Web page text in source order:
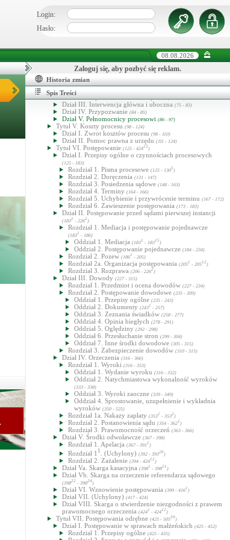
Login:
Hasło:
08.08.2026
Zaloguj się, aby pozbyć się reklam.
Historia zmian
Spis Treści
Oddział 4. Przepisy szczególne (43 - 183)
Dział II. Skład sądu(47 - 47 )
Dział III. Wyłączenie sędziego (48 - 63
Tytuł II. Prokurator(55 - 60)
(63 - 63 )
Tytuł IIIb. Powiatowy (miejski) Rzecznik Praw
Konsumentów(63 - 63 )
Tytuł IIIc. Podmioty uprawnione do udziału w
postępowaniu na podstawie odrębnych przepisów
Tytuł IV. Strony
Dział I. Zdolność sądowa i procesowa
Dział II. Współuczestnictwo w sporze(72 - 74)
Dział III. Interwencja główna i uboczna (75 - 83)
Dział IV. Przypozwanie (84 - 85)
Dział V. Pełnomocnicy procesowi (86 - 97)
Tytuł V. Koszty procesu (98 - 124)
Dział I. Zwrot kosztów procesu (98 - 110)
Dział II. Pomoc prawna z urzędu (111 - 124)
Tytuł VI. Postępowanie (125 - 42412)
Dział I. Przepisy ogólne o czynnościach procesowych
(125 - 183)
Rozdział 1. Pisma procesowe (125 - 1305 )
Rozdział 2. Doręczenia (131 - 147)
Rozdział 3. Posiedzenia sądowe (148 - 163)
Rozdział 4. Terminy (164 - 166)
Rozdział 5. Uchybienie i przywrócenie terminu (167 - 172)
Rozdział 6. Zawieszenie postępowania (173 - 183)
Dział II. Postępowanie przed sądami pierwszej instancji
(1831 - 2262)
Rozdział 1. Mediacja i postępowanie pojednawcze
(1831 - 186)
Oddział 1. Mediacja (1831 - 18315 )
Oddział 2. Postępowanie pojednawcze (184 - 234)
Rozdział 2. Pozew (1861 - 205)
Rozdział 2a. Organizacja postępowania (2051 - 20512)
Rozdział 3. Rozprawa (206 - 2262)
Dział III. Dowody (227 - 315)
Rozdział 1. Przedmiot i ocena dowodów (227 - 234)
Rozdział 2. Postępowanie dowodowe (235 - 309)
Oddział 1. Przepisy ogólne (235 - 243)
Oddział 2. Dokumenty (2431 - 257)
Oddział 3. Zeznania świadków (258 - 277)
Oddział 4. Opinia biegłych (278 - 291)
Oddział 5. Oględziny (292 - 298)
Oddział 6. Przesłuchanie stron (299 - 304)
Oddział 7. Inne środki dowodowe (305 - 315)
Rozdział 3. Zabezpieczenie dowodów (310 - 315)
Dział IV. Orzeczenia (316 - 366)
Rozdział 1. Wyroki (316 - 353)
Oddział 1. Wydanie wyroku (316 - 332)
Oddział 2. Natychmiastowa wykonalność wyroków
(333 - 338)
Oddział 3. Wyroki zaoczne (339 - 349)
Oddział 4. Sprostowanie, uzupełnienie i wykładnia
wyroków (350 - 525)
Rozdział 1a. Nakazy zapłaty (3531 - 3532)
Rozdział 2. Postanowienia sądu (354 - 3621 )
Rozdział 3. Prawomocność orzeczeń (363 - 366)
Dział V. Środki odwoławcze (367 - 398)
Rozdział 1. Apelacja (367 - 391 1 )
Rozdział 1 1 . (Uchylony) (392 - 39320)
Rozdział 2. Zażalenie (394 - 42412)
Dział Va. Skarga kasacyjna (3981 - 39821 )
Dział Vb. Skarga na orzeczenie referendarza sądowego
(39822 - 39824 )
Dział VI. Wznowienie postępowania (399 - 4161 )
Dział VII. (Uchylony) (417 - 424)
Dział VIII. Skarga o stwierdzenie niezgodności z prawem
prawomocnego orzeczenia (4241 - 42412)
Tytuł VII. Postępowania odrębne (425 - 50539)
Dział I. Postępowanie w sprawach małżeńskich (425 - 452)
Rozdział 1. Przepisy ogólne (425 - 435)